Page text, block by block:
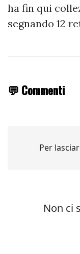
ha fin qui
segnando 12
💬 Commenti